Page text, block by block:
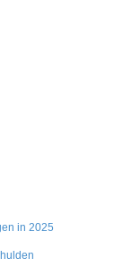
in 2025